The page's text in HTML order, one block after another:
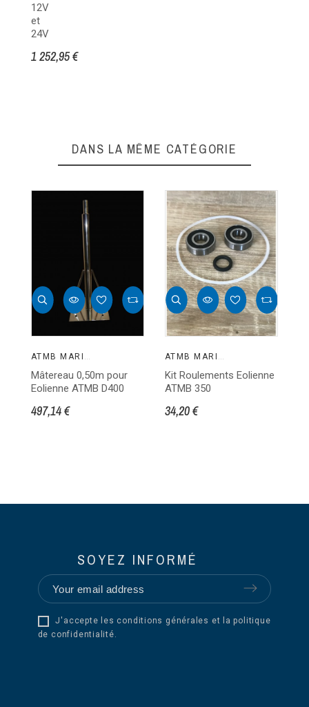
12V
et
24V
1 252,95 €
DANS LA MÊME CATÉGORIE
ATMB MARINE
Mâtereau 0,50m pour
Eolienne ATMB D400
497,14 €
ATMB MARINE
Kit Roulements Eolienne
ATMB 350
34,20 €
SOYEZ INFORMÉ
J'accepte les conditions générales et la politique
de confidentialité.